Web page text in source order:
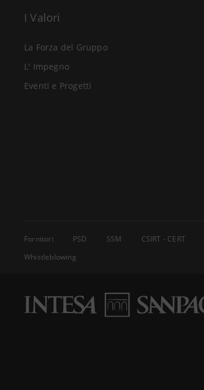
I Valori
La Forza del Gruppo
L' Impegno
Eventi e Progetti
Fornitori PSD SSM CSIRT - CERT
Whistleblowing